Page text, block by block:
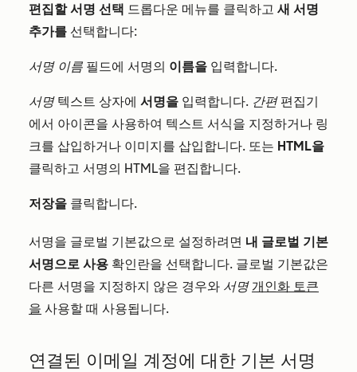
편집할 서명 선택 드롭다운 메뉴를 클릭하고 새 서명
추가를 선택합니다:
서명 이름 필드에 서명의 이름을 입력합니다.
서명텍스트 상자에 서명을 입력합니다. 간편 편집기
에서 아이콘을 사용하여 텍스트 서식을 지정하거나 링
크를 삽입하거나 이미지를 삽입합니다. 또는 HTML을
클릭하고 서명의 HTML을 편집합니다.
저장을 클릭합니다.
서명을 글로벌 기본값으로 설정하려면 내 글로벌 기본
서명으로 사용 확인란을 선택합니다. 글로벌 기본값은
다른 서명을 지정하지 않은 경우와 서명 개인화 토큰
을 사용할 때 사용됩니다.
연결된 이메일 계정에 대한 기본 서명